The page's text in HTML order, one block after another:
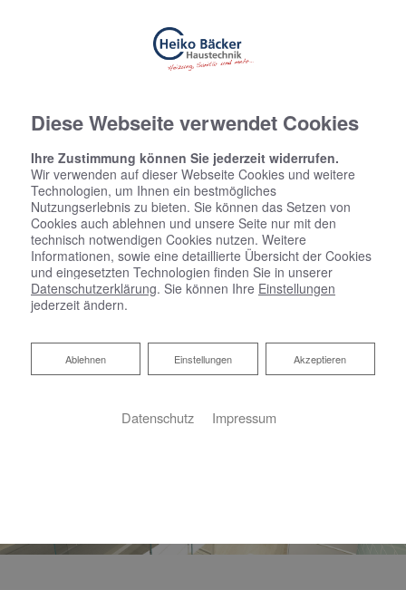
Startseite»Bad»Badinspiration & Musterbäder» Luxus-Bad 7 ㎡
Luxus-Bad 7 ㎡
Diese Webseite verwendet Cookies
Ihre Zustimmung können Sie jederzeit widerrufen.
Wir verwenden auf dieser Webseite Cookies und weitere
Technologien, um Ihnen ein bestmögliches
Nutzungserlebnis zu bieten. Sie können das Setzen von
Cookies auch ablehnen und unsere Seite nur mit den
technisch notwendigen Cookies nutzen. Weitere
Informationen, sowie eine detaillierte Übersicht der Cookies
und eingesetzten Technologien finden Sie in unserer
Datenschutzerklärung. Sie können Ihre Einstellungen
jederzeit ändern.
Akzeptieren
Einstellungen
Ablehnen
Ablehnen
Datenschutz Impressum